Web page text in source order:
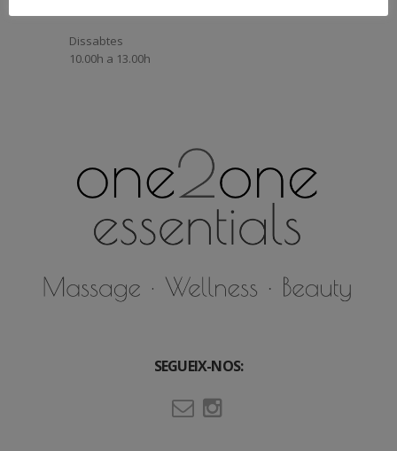
Plaça Ausiàs March 1-9 Local 5 Planta 1a.
9.30h – 13.30h i 16.00h – 20.00h
(amb flexibilitat segons reserva)
Dissabtes
10.00h a 13.00h